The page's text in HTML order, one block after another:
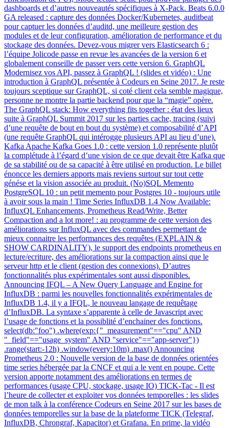
dashboards et d’autres nouveautés spécifiques à X-Pack. Beats 6.0.0
GA released : capture des données Docker/Kubernetes, auditbeat
pour captuer les données d’auditd, une meilleure gestion des
modules et de leur configuration, amélioration de performance et du
stockage des données. Devez-vous migrer vers Elasticsearch 6 :
l’équipe Jolicode passe en revue les avancées de la version 6 et
globalement conseille de passer vers cette version 6. GraphQL
Modernisez vos API, passez à GraphQL ! (slides et vidéo) : Une
introduction à GraphQL présentée à Codeurs en Seine 2017. Je reste
toujours sceptique sur GraphQL, si coté client cela semble magique,
personne ne montre la partie backend pour que la “magie” opère.
The GraphQL stack: How everything fits together : état des lieux
suite à GraphQL Summit 2017 sur les parties cache, tracing (suivi
d’une requête de bout en bout du système) et composabilité d’API
(une requête GraphQL qui intérogge plusieurs API au lieu d’une).
Kafka Apache Kafka Goes 1.0 : cette version 1.0 représente plutôt
la complétude à l’égard d’une vision de ce que devait être Kafka que
de sa stabilité ou de sa capacité à être utilisé en production. Le billet
énoncce les derniers apports mais reviens surtout sur tout cette
génése et la vision associée au produit. (No)SQL Memento
PostgreSQL 10 : un petit memento pour Postgres 10 - toujours utile
à avoir sous la main ! Time Series InfluxDB 1.4 Now Available:
InfluxQL Enhancements, Prometheus Read/Write, Better
Compaction and a lot more! : au programme de cette version des
améliorations sur InfluxQL avec des commandes permettant de
mieux connaitre les performances des requêtes (EXPLAIN &
SHOW CARDINALITY), le support des endpoints prometheus en
lecture/ecriture, des améliorations sur la compaction ainsi que le
serveur http et le client (gestion des connexions). D’autres
fonctionnalités plus expérimentales sont aussi disponibles.
Announcing IFQL – A New Query Language and Engine for
InfluxDB : parmi les nouvelles fonctionnalités expérimentales de
InfluxDB 1.4, il y a IFQL, le nouveau langage de requêtage
d’InfluxDB. La syntaxe s’apparente à celle de Javascript avec
l’usage de fonctions et la possiblité d’enchainer des fonctions.
select(db:"foo") .where(exp:{"_measurement"=="cpu" AND
"_field"=="usage_system" AND "service"=="app-server"})
.range(start:-12h) .window(every:10m) .max() Announcing
Prometheus 2.0 : Nouvelle version de la base de données orientées
time series hébergée par la CNCF et qui a le vent en poupe. Cette
version apporte notamment des améliorations en termes de
performances (usage CPU, stockage, usage IO) TICK-Tac - Il est
l’heure de collecter et exploiter vos données temporelles : les slides
de mon talk à la conférence Codeurs en Seine 2017 sur les bases de
données temporelles sur la base de la plateforme TICK (Telegraf,
InfluxDB, Chrongraf, Kapacitor) et Grafana. En prime, la vidéo